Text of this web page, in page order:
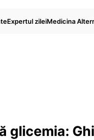
Expertul zileiMedicina
glicemia: